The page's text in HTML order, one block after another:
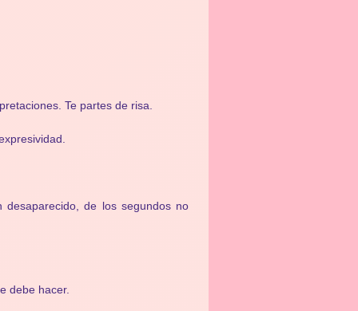
Te partes de risa.
de los segundos no
debe hacer.